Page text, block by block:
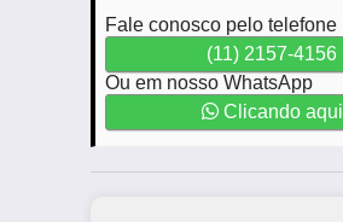
Fale conosco pelo telefone
(11) 2157-4156
Ou em nosso WhatsApp
Clicando aqui